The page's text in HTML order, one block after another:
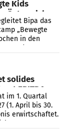
Kids
Österreichs
Bipa das
„Bewegte
in den
das
solides
EBITDA
im 1. Quartal
(1. April bis 30.
erwirtschaftet.
zur